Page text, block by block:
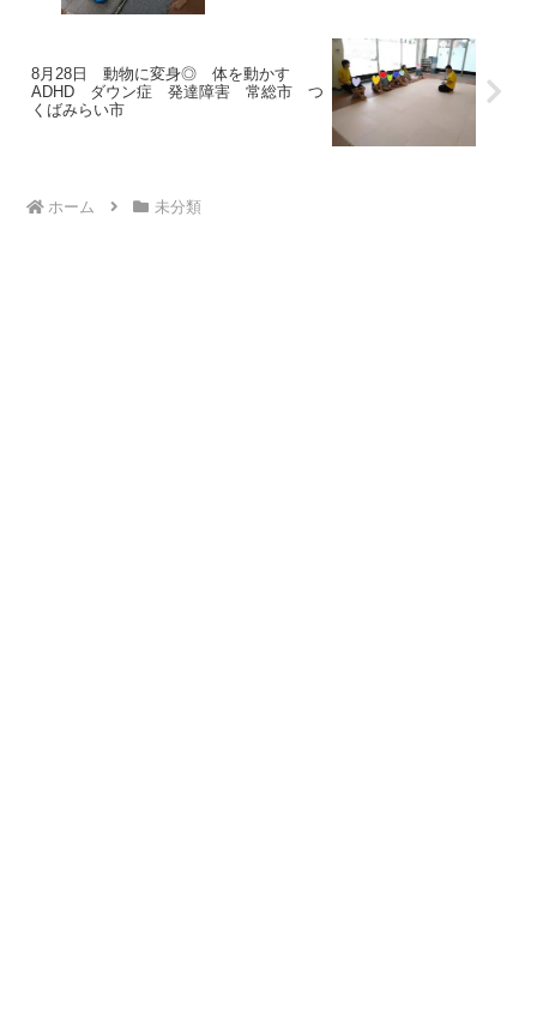
8月28日 動物に変身◎ 体を動かす
ADHD ダウン症 発達障害 常総市 つ
くばみらい市
ホーム 未分類